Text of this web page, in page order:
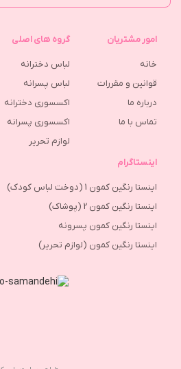
امور مشتریان
خانه
قوانین و مقررات
درباره ما
تماس با ما
گروه های اصلی
لباس دخترانه
لباس پسرانه
اکسسوری دخترانه
اکسسوری پسرانه
لوازم تحریر
اینستاگرام
اینستا رنگین کمون 1 (دوخت لباس کودک)
اینستا رنگین کمون 2 (پوشاک)
اینستا رنگین کمون پسرونه
اینستا رنگین کمون (لوازم تحریر)